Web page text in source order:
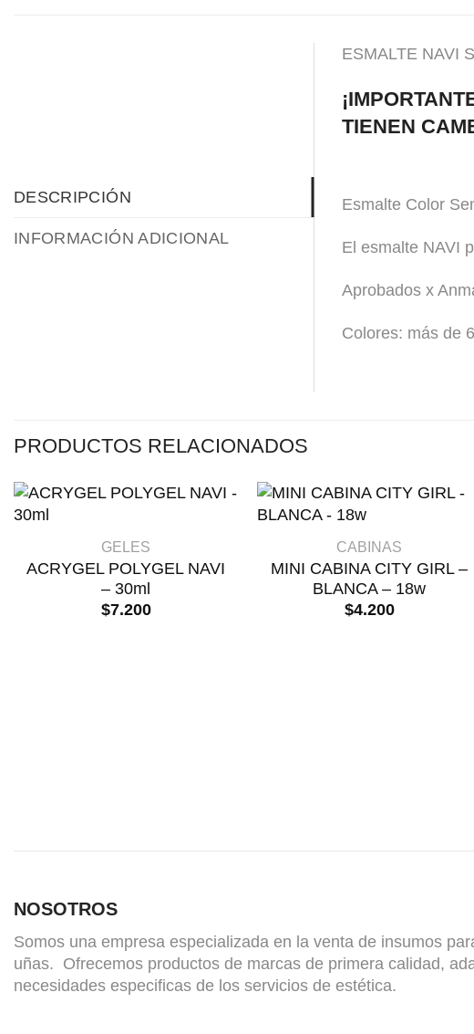
DESCRIPCIÓN
INFORMACIÓN ADICIONAL
ESMALTE NAVI
TIENEN
Esmalte Color
El esmalte NAVI
Aprobados x
Colores: más de
PRODUCTOS RELACIONADOS
GELES
ACRYGEL POLYGEL NAVI
– 30ml
$7.200
CABINAS
MINI CABINA CITY GIRL –
BLANCA – 18w
$4.200
NOSOTROS
Somos una empresa especializada en la venta de insumos
uñas. Ofrecemos productos de marcas de primera calidad,
necesidades especificas de los servicios de estética.